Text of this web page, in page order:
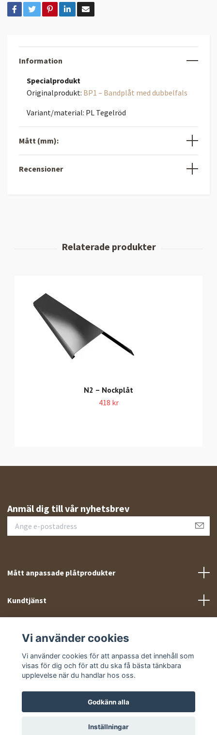
Information
Specialprodukt
Originalprodukt: BP1 – Bandplåt med dubbelfals
Variant/material: PL Tegelröd
Mått (mm):
Recensioner
N2 – Nockplåt
418 kr
Anmäl dig till vår nyhetsbrev
Mått anpassade plåtprodukter
Kundtjänst
Sociala medier
© 2026 Takprofiler.se
Vi använder cookies
Vi använder cookies för att anpassa det innehåll som
visas för dig och för att du ska få bästa tänkbara
upplevelse när du handlar hos oss.
Godkänn alla
Inställningar